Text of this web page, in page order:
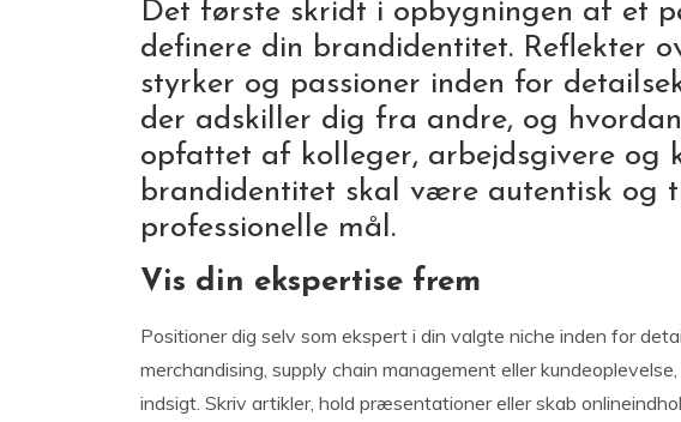
Det første skridt i opbygningen af ​​et
definere din brandidentitet. Reflekter
styrker og passioner inden for
der adskiller dig fra andre, og
opfattet af kolleger, arbejdsgivere og
brandidentitet skal være autentisk og
professionelle mål.
Vis din ekspertise frem
Positioner dig selv som ekspert i din valgte niche inden for
merchandising, supply chain management eller
indsigt. Skriv artikler, hold præsentationer eller skab